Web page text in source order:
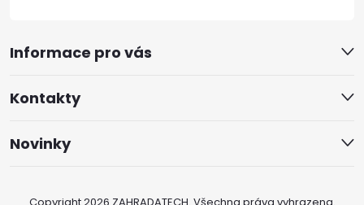
Informace pro vás
Kontakty
Novinky